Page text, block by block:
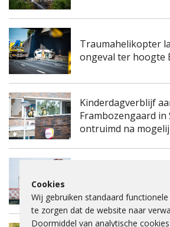
Traumahelikopter
ongeval ter hoogte
Kinderdagverblijf
Frambozengaard in
ontruimd na
Cookies
Wij gebruiken standaard
te zorgen dat de website naar
Doormiddel van analytische